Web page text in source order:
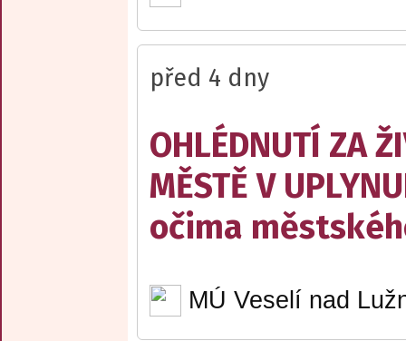
před 4 dny
OHLÉDNUTÍ ZA
MĚSTĚ V
očima
MÚ Veselí nad